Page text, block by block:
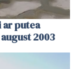
ar putea
2003